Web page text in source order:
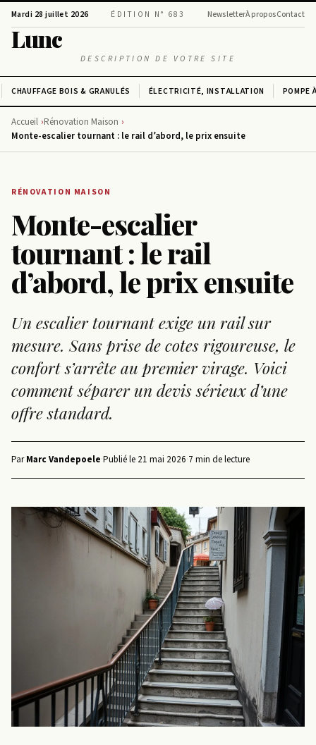
Mardi 28 juillet 2026 ÉDITION N° 683 NewsletterÀ proposContact
Lunc
DESCRIPTION DE VOTRE SITE
CHAUFFAGE BOIS & GRANULÉS ÉLECTRICITÉ, INSTALLATION POMPE
Accueil Rénovation Maison
Monte-escalier tournant : le rail d’abord, le prix ensuite
RÉNOVATION MAISON
Monte-escalier
tournant : le rail
d’abord, le prix ensuite
Un escalier tournant exige un rail sur
mesure. Sans prise de cotes rigoureuse, le
confort s’arrête au premier virage. Voici
comment séparer un devis sérieux d’une
offre standard.
ParMarc Vandepoele·Publié le 21 mai 2026·7 min de lecture